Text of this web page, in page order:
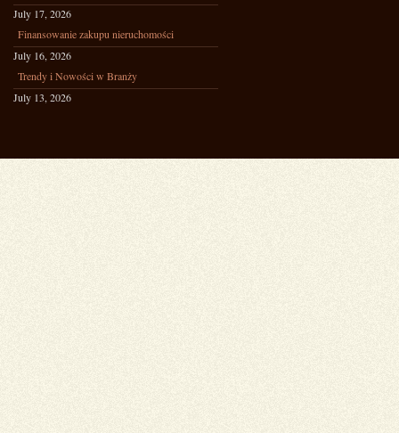
July 17, 2026
Finansowanie zakupu nieruchomości
July 16, 2026
Trendy i Nowości w Branży
July 13, 2026